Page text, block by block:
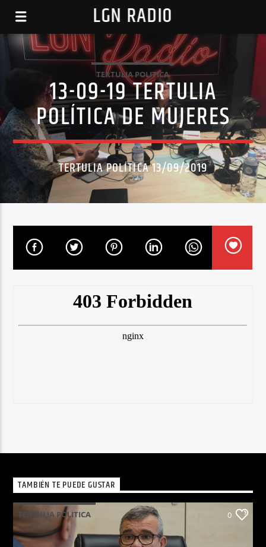
LGN RADIO
TERTULIA POLITICA
13-09-19 TERTULIA
POLÍTICA DE MUJERES
TERTULIA POLÍTICA 13/09/2019
TAMBIÉN TE PUEDE GUSTAR
TERTULIA POLITICA 0